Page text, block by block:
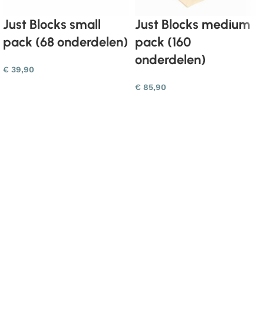
Just Blocks small
pack (68 onderdelen)
€ 39,90
Just Blocks medium
pack (160
onderdelen)
€ 85,90